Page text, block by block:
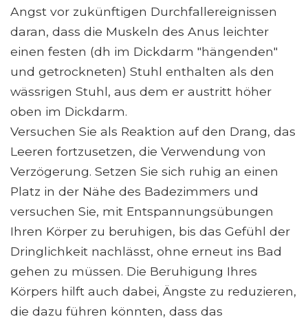
Angst vor zukünftigen Durchfallereignissen
daran, dass die Muskeln des Anus leichter
einen festen (dh im Dickdarm "hängenden"
und getrockneten) Stuhl enthalten als den
wässrigen Stuhl, aus dem er austritt höher
oben im Dickdarm.
Versuchen Sie als Reaktion auf den Drang, das
Leeren fortzusetzen, die Verwendung von
Verzögerung. Setzen Sie sich ruhig an einen
Platz in der Nähe des Badezimmers und
versuchen Sie, mit Entspannungsübungen
Ihren Körper zu beruhigen, bis das Gefühl der
Dringlichkeit nachlässt, ohne erneut ins Bad
gehen zu müssen. Die Beruhigung Ihres
Körpers hilft auch dabei, Ängste zu reduzieren,
die dazu führen könnten, dass das